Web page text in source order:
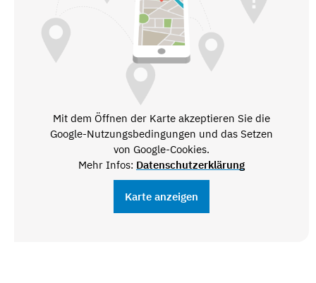
Mit dem Öffnen der Karte akzeptieren Sie die
Google-Nutzungsbedingungen und das Setzen
von Google-Cookies.
Mehr Infos: Datenschutzerklärung
Karte anzeigen